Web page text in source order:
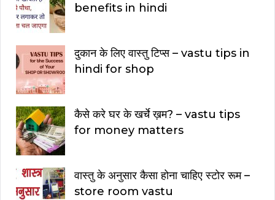
benefits in hindi
दुकान के लिए वास्तु टिप्स – vastu tips in
hindi for shop
कैसे करे घर के खर्चे ख़म? – vastu tips
for money matters
वास्तु के अनुसार कैसा होना चाहिए स्टोर रूम –
store room vastu